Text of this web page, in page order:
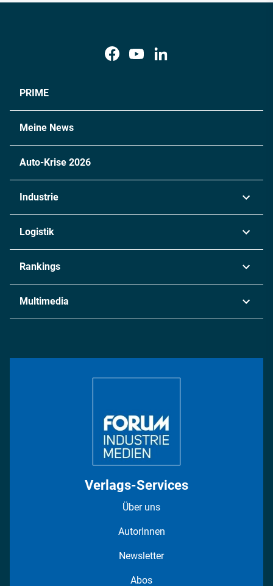
PRIME
Meine News
Auto-Krise 2026
Industrie
Chemie
Metall
Energie
Logistik
Rankings
Multimedia
Verlags-Services
Über uns
AutorInnen
Newsletter
Abos